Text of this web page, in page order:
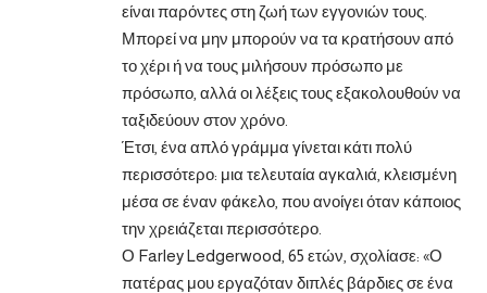
είναι παρόντες στη ζωή των εγγονιών τους.
Μπορεί να μην μπορούν να τα κρατήσουν από
το χέρι ή να τους μιλήσουν πρόσωπο με
πρόσωπο, αλλά οι λέξεις τους εξακολουθούν να
ταξιδεύουν στον χρόνο.
Έτσι, ένα απλό γράμμα γίνεται κάτι πολύ
περισσότερο: μια τελευταία αγκαλιά, κλεισμένη
μέσα σε έναν φάκελο, που ανοίγει όταν κάποιος
την χρειάζεται περισσότερο.
Ο Farley Ledgerwood, 65 ετών, σχολίασε: «Ο
πατέρας μου εργαζόταν διπλές βάρδιες σε ένα